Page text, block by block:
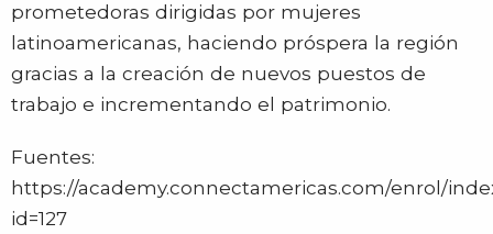
prometedoras dirigidas por mujeres
latinoamericanas, haciendo próspera la región
gracias a la creación de nuevos puestos de
trabajo e incrementando el patrimonio.
Fuentes:
https://academy.connectamericas.com/enrol/
id=127